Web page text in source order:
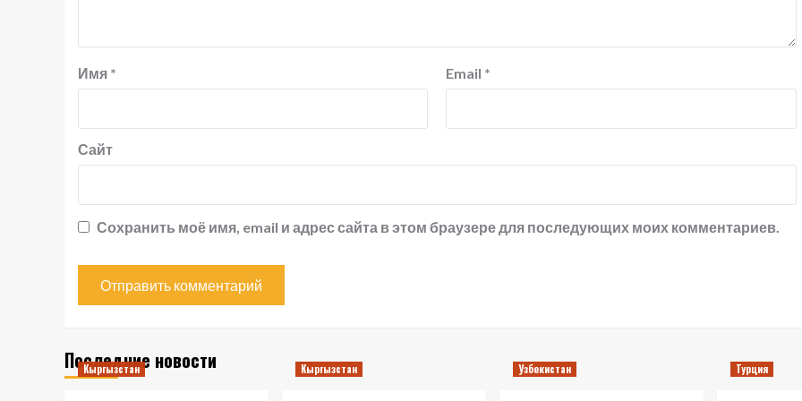
Имя * Email *
Сайт
Сохранить моё имя, email и адрес сайта в этом браузере для последующих моих комментариев.
Последние новости
Кыргызстан Кыргызстан Узбекистан Турция